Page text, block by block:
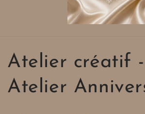
Atelier créatif -
Atelier